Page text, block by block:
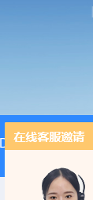
DE-ULTmin系列